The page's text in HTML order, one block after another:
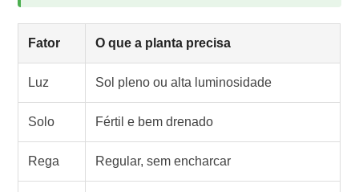
Fator O que a planta precisa
Luz Sol pleno ou alta luminosidade
Solo Fértil e bem drenado
Rega Regular, sem encharcar